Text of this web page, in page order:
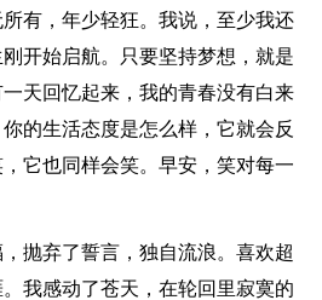
有，年少轻狂。我说，至少我还
开始启航。只要坚持梦想，就是
天回忆起来，我的青春没有白来
的生活态度是怎么样，它就会反
它也同样会笑。早安，笑对每一
抛弃了誓言，独自流浪。喜欢超
我感动了苍天，在轮回里寂寞的